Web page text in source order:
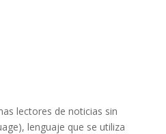
lectores de noticias sin
lenguaje que se utiliza